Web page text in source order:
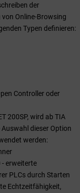
der
Online-Browsing
Typen definieren:
Controller oder
200SP, wird ab TIA
dieser Option
werden:
- erweiterte
PLCs durch Starten
Echtzeitfähigkeit,